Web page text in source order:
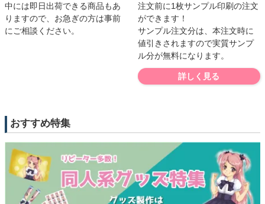
中には即日出荷できる商品もあ
りますので、お急ぎの方は事前
にご相談ください。
注文前に1枚サンプル印刷の注文
ができます！
サンプル注文分は、本注文時に
値引きされますので実質サンプ
ル分が無料になります。
詳しく見る
おすすめ特集